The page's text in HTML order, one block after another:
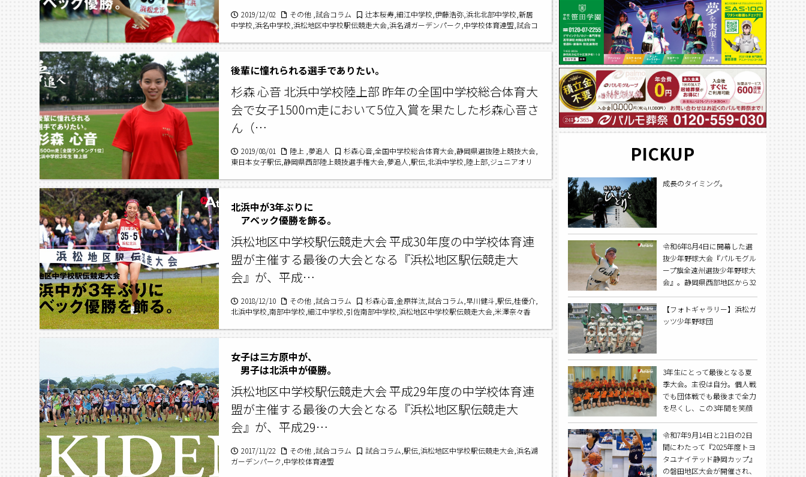
2019/12/02 その他 ,試合コラム
辻本桜寿,細江中学校,伊藤浩弥,浜北北部中学校,新居
中学校,浜名中学校,浜松地区中学校駅伝競走大会,浜名湖ガーデンパーク,中学校体育連盟,試合コ
後輩に憧れられる選手でありたい。
杉森 心音 北浜中学校陸上部 昨年の全国中学校総合体育大
会で女子1500ｍ走において5位入賞を果たした杉森心音さ
ん（…
2019/08/01 陸上 ,夢追人
杉森心音,全国中学校総合体育大会,静岡県選抜陸上競技大会,
東日本女子駅伝,静岡県西部陸上競技選手権大会,夢追人,駅伝,北浜中学校,陸上部,ジュニアオリ
北浜中が3年ぶりに
アベック優勝を飾る。
浜松地区中学校駅伝競走大会 平成30年度の中学校体育連
盟が主催する最後の大会となる『浜松地区駅伝競走大
会』が、平成…
2018/12/10 その他 ,試合コラム
杉森心音,金原祥汰,試合コラム,早川健斗,駅伝,桂優介,
北浜中学校,南部中学校,細江中学校,引佐南部中学校,浜松地区中学校駅伝競走大会,米澤奈々香
女子は三方原中が、
男子は北浜中が優勝。
浜松地区中学校駅伝競走大会 平成29年度の中学校体育連
盟が主催する最後の大会となる『浜松地区駅伝競走大
会』が、平成29…
2017/11/22 その他 ,試合コラム
試合コラム,駅伝,浜松地区中学校駅伝競走大会,浜名湖
ガーデンパーク,中学校体育連盟
PICKUP
成長のタイミング。
令和6年8月4日に開幕した選
抜少年野球大会『パルモグル
ープ旗全遠州選抜少年野球大
会』。静岡県西部地区から32
区ナンバーワンを決める今大
会。優勝を飾ったのは浜松ガ
【フォトギャラリー】浜松ガ
ッツ少年野球団
3年生にとって最後となる夏
季大会。主役は自分。個人戦
でも団体戦でも最後まで全力
を尽くし、この3年間を笑顔
令和7年9月14日と21日の2日
間にわたって『2025年度トヨ
タユナイテッド静岡カップ』
の磐田地区大会が開催され、